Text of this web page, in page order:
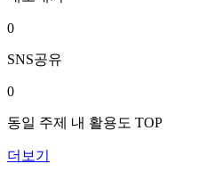
0
SNS공유
0
동일 주제 내 활용도 TOP
더보기